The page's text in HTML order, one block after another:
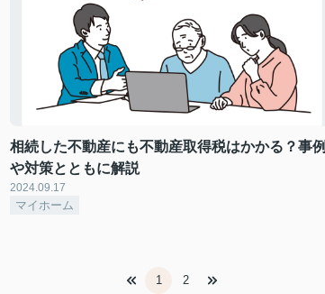
相続した不動産にも不動産取得税はかかる？事例
や対策とともに解説
2024.09.17
マイホーム
1 2